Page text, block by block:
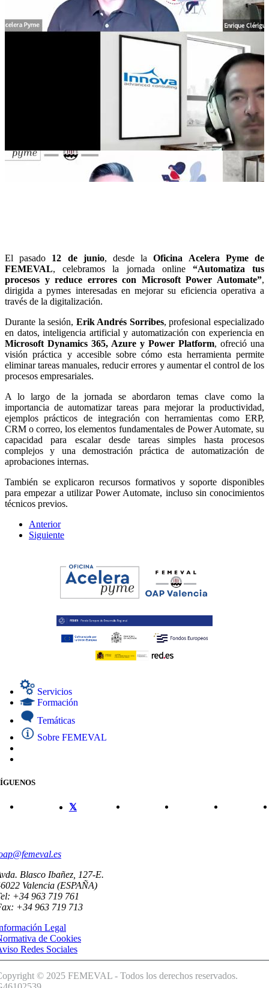
El pasado 12 de junio, desde laOficina Acelera Pyme de
FEMEVAL, celebramos la jornada online “Automatiza tus
procesos y reduce errores con Microsoft Power Automate”,
dirigida a pymes interesadas en mejorar su eficiencia operativa a
través de la digitalización.
Durante la sesión, Erik Andrés Sorribes, profesional especializado
en datos, inteligencia artificial y automatización con experiencia en
Microsoft Dynamics 365, Azure y Power Platform, ofreció una
visión práctica y accesible sobre cómo esta herramienta permite
eliminar tareas manuales, reducir errores y aumentar el control de los
procesos empresariales.
A lo largo de la jornada se abordaron temas clave como la
importancia de automatizar tareas para mejorar la productividad,
ejemplos prácticos de integración con herramientas como ERP,
CRM o correo, los elementos fundamentales de Power Automate, su
capacidad para escalar desde tareas simples hasta procesos
complejos y una demostración práctica de automatización de
aprobaciones internas.
También se explicaron recursos formativos y soporte disponibles
para empezar a utilizar Power Automate, incluso sin conocimientos
técnicos previos.
Anterior
Siguiente
Servicios
Formación
Temáticas
Sobre FEMEVAL
Blasco Ibañez, 127-E.
Valencia (ESPAÑA)
+34 963 719 761
+34 963 719 713
Legal
de Cookies
Redes Sociales
© 2025 FEMEVAL - Todos los derechos reservados.